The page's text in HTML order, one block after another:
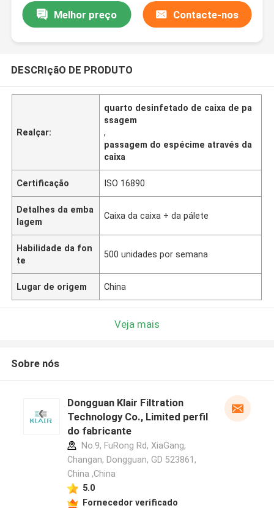
Melhor preço Contacte-nos
DESCRIçãO DE PRODUTO
Realçar:
quarto desinfetado de caixa de pa
ssagem
,
passagem do espécime através da
caixa
Certificação ISO 16890
Detalhes da emba
lagem
Caixa da caixa + da pálete
Habilidade da fon
te
500 unidades por semana
Lugar de origem China
Veja mais
Sobre nós
Dongguan Klair Filtration
Technology Co., Limited perfil
do fabricante
No.9, FuRong Rd, XiaGang,
Changan, Dongguan, GD 523861,
China ,China
5.0
Fornecedor verificado